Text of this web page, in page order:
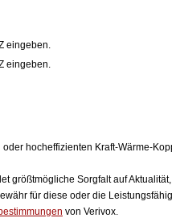
eingeben.
eingeben.
hocheffizienten Kraft-Wärme-
größtmögliche Sorgfalt auf Aktualität,
für diese oder die
von Verivox.